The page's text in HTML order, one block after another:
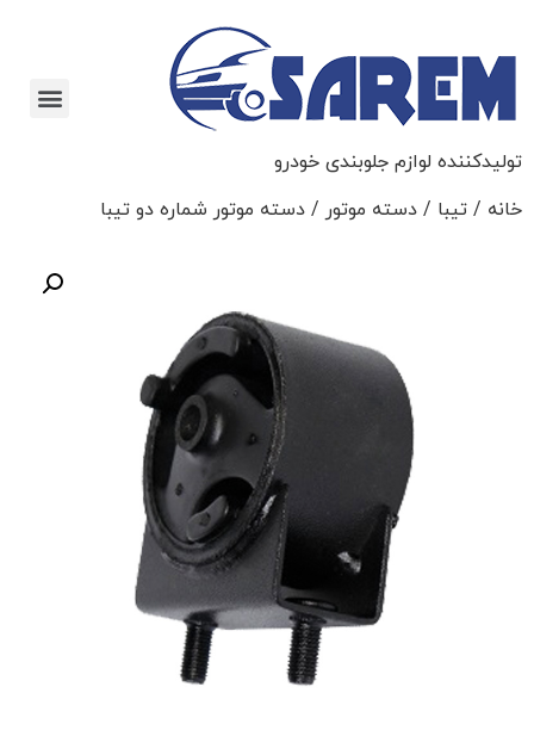
تولیدکننده لوازم جلوبندی خودرو
خانه / تیبا / دسته موتور / دسته موتور شماره دو تیبا